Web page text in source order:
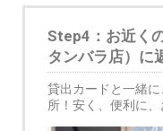
Step4：お近く
タンバラ店）に
貸出カードと一緒
所！安く、便利に